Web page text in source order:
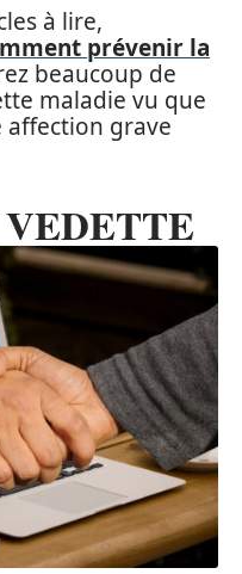
à lire,
prévenir la
beaucoup de
maladie vu que
affection grave